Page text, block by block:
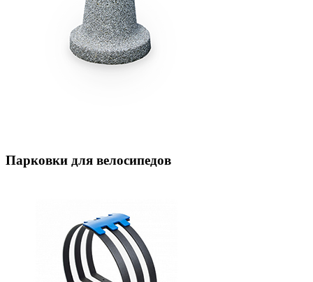
Парковки для велосипедов